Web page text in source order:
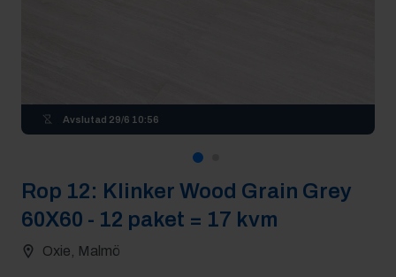
Avslutad 29/6 10:56
Rop 12: Klinker Wood Grain Grey
60X60 - 12 paket = 17 kvm
Oxie, Malmö